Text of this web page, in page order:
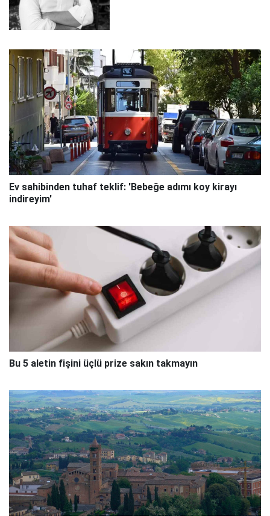
Ev sahibinden tuhaf teklif: 'Bebeğe adımı koy kirayı
indireyim'
Bu 5 aletin fişini üçlü prize sakın takmayın